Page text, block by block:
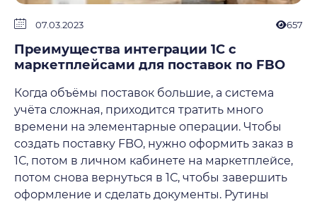
07.03.2023 657
Преимущества интеграции 1С с
маркетплейсами для поставок по FBO
Когда объёмы поставок большие, а система
учёта сложная, приходится тратить много
времени на элементарные операции. Чтобы
создать поставку FBO, нужно оформить заказ в
1С, потом в личном кабинете на маркетплейсе,
потом снова вернуться в 1С, чтобы завершить
оформление и сделать документы. Рутины